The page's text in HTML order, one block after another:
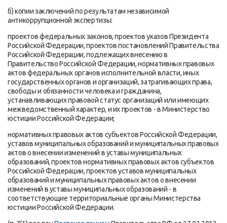
б) копии заключений по результатам независимой
антикоррупционной экспертизы:
проектов федеральных законов, проектов указов Президента
Российской Федерации, проектов постановлений Правительства
Российской Федерации, подлежащих внесению в
Правительство Российской Федерации, нормативных правовых
актов федеральных органов исполнительной власти, иных
государственных органов и организаций, затрагивающих права,
свободы и обязанности человека и гражданина,
устанавливающих правовой статус организаций или имеющих
межведомственный характер, и их проектов - в Министерство
юстиции Российской Федерации;
нормативных правовых актов субъектов Российской Федерации,
уставов муниципальных образований и муниципальных правовых
актов о внесении изменений в уставы муниципальных
образований, проектов нормативных правовых актов субъектов
Российской Федерации, проектов уставов муниципальных
образований и муниципальных правовых актов о внесении
изменений в уставы муниципальных образований - в
соответствующие территориальные органы Министерства
юстиции Российской Федерации.